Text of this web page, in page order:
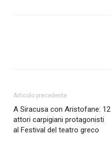
Articolo precedente
A Siracusa con Aristofane: 12
attori carpigiani protagonisti
al Festival del teatro greco